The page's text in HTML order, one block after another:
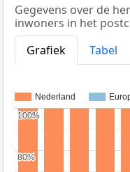
Gegevens over de
inwoners in het
Grafiek
Tabel
Nederland
80%
80%
100%
100%